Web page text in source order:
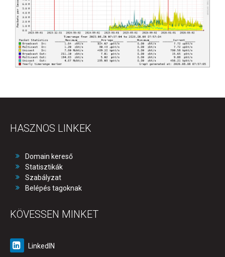
HASZNOS LINKEK
Domain kereső
Statisztikák
Szabályzat
Belépés tagoknak
KÖVESSEN MINKET
LinkedIN